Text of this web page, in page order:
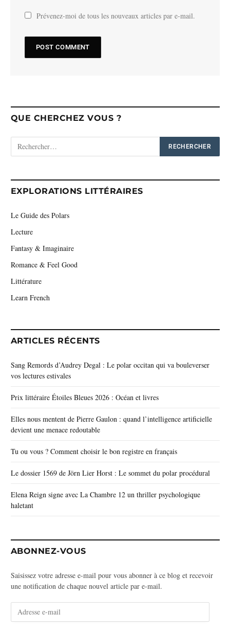
Prévenez-moi de tous les nouveaux articles par e-mail.
QUE CHERCHEZ VOUS ?
EXPLORATIONS LITTÉRAIRES
Le Guide des Polars
Lecture
Fantasy & Imaginaire
Romance & Feel Good
Littérature
Learn French
ARTICLES RÉCENTS
Sang Remords d’Audrey Degal : Le polar occitan qui va bouleverser
vos lectures estivales
Prix littéraire Étoiles Bleues 2026 : Océan et livres
Elles nous mentent de Pierre Gaulon : quand l’intelligence artificielle
devient une menace redoutable
Tu ou vous ? Comment choisir le bon registre en français
Le dossier 1569 de Jörn Lier Horst : Le sommet du polar procédural
Elena Reign signe avec La Chambre 12 un thriller psychologique
haletant
ABONNEZ-VOUS
Saisissez votre adresse e-mail pour vous abonner à ce blog et recevoir
une notification de chaque nouvel article par e-mail.